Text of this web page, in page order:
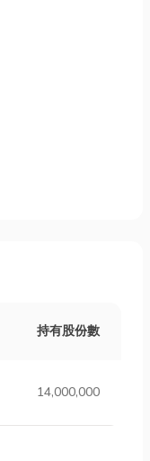
持有股份數
14,000,000